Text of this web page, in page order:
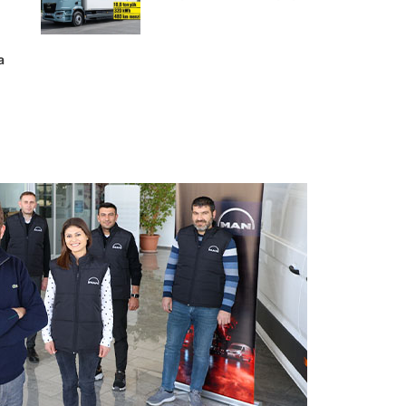
Tırsan’dan
KOCHEX’e
12
Multi-
Ride
treyler
teslimatı
Tırsan’dan KOCHEX’e 12 Multi-Ride
treyler teslimatı